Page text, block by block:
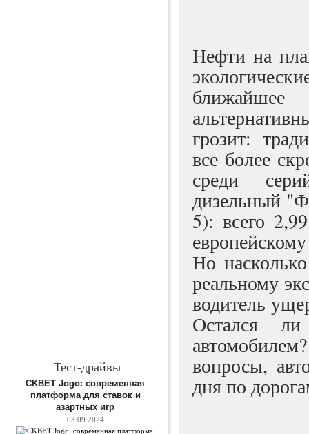
Тест-драйвы
CKBET Jogo: современная
платформа для ставок и
азартных игр
03.09.2024
Нефти на
грозит:
все более
среди
дизельный
5): всего
Но
реальному
водитель
Остался
вопросы,
дня по